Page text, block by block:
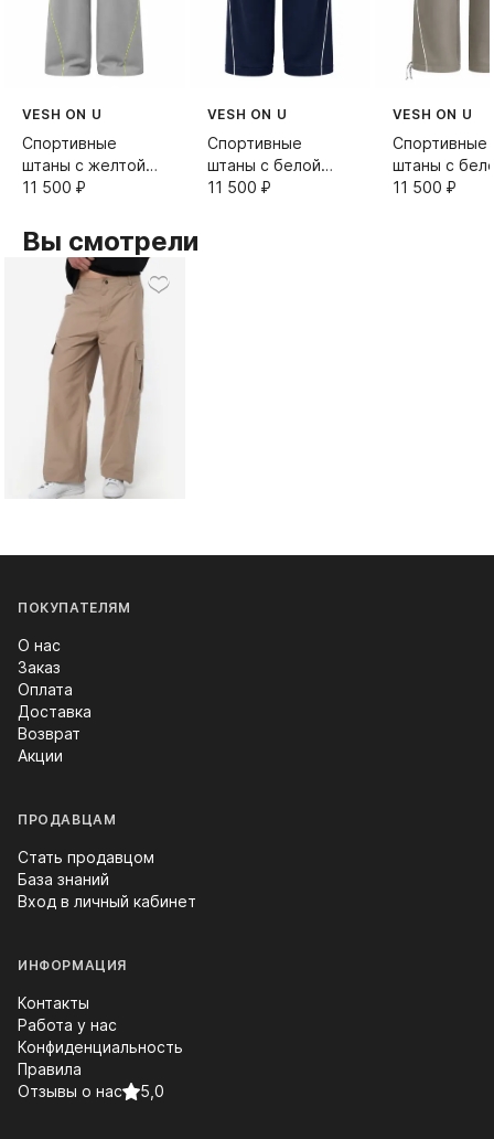
VESH ON U
Спортивные
штаны с желтой
строчкой
11 500⁠ ⁠₽
VESH ON U
Спортивные
штаны с белой
строчкой
11 500⁠ ⁠₽
VESH ON U
Спортивные
штаны с
строчкой
11 500⁠ ⁠₽
Вы смотрели
ПОКУПАТЕЛЯМ
О нас
Заказ
Оплата
Доставка
Возврат
Акции
ПРОДАВЦАМ
Стать продавцом
База знаний
Вход в личный кабинет
ИНФОРМАЦИЯ
Контакты
Работа у нас
Конфиденциальность
Правила
Отзывы о нас
5,0